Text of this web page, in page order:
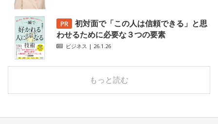
初対面で「この人は信頼できる」と思
わせるために必要な３つの要素
ビジネス | 26.1.26
もっと読む